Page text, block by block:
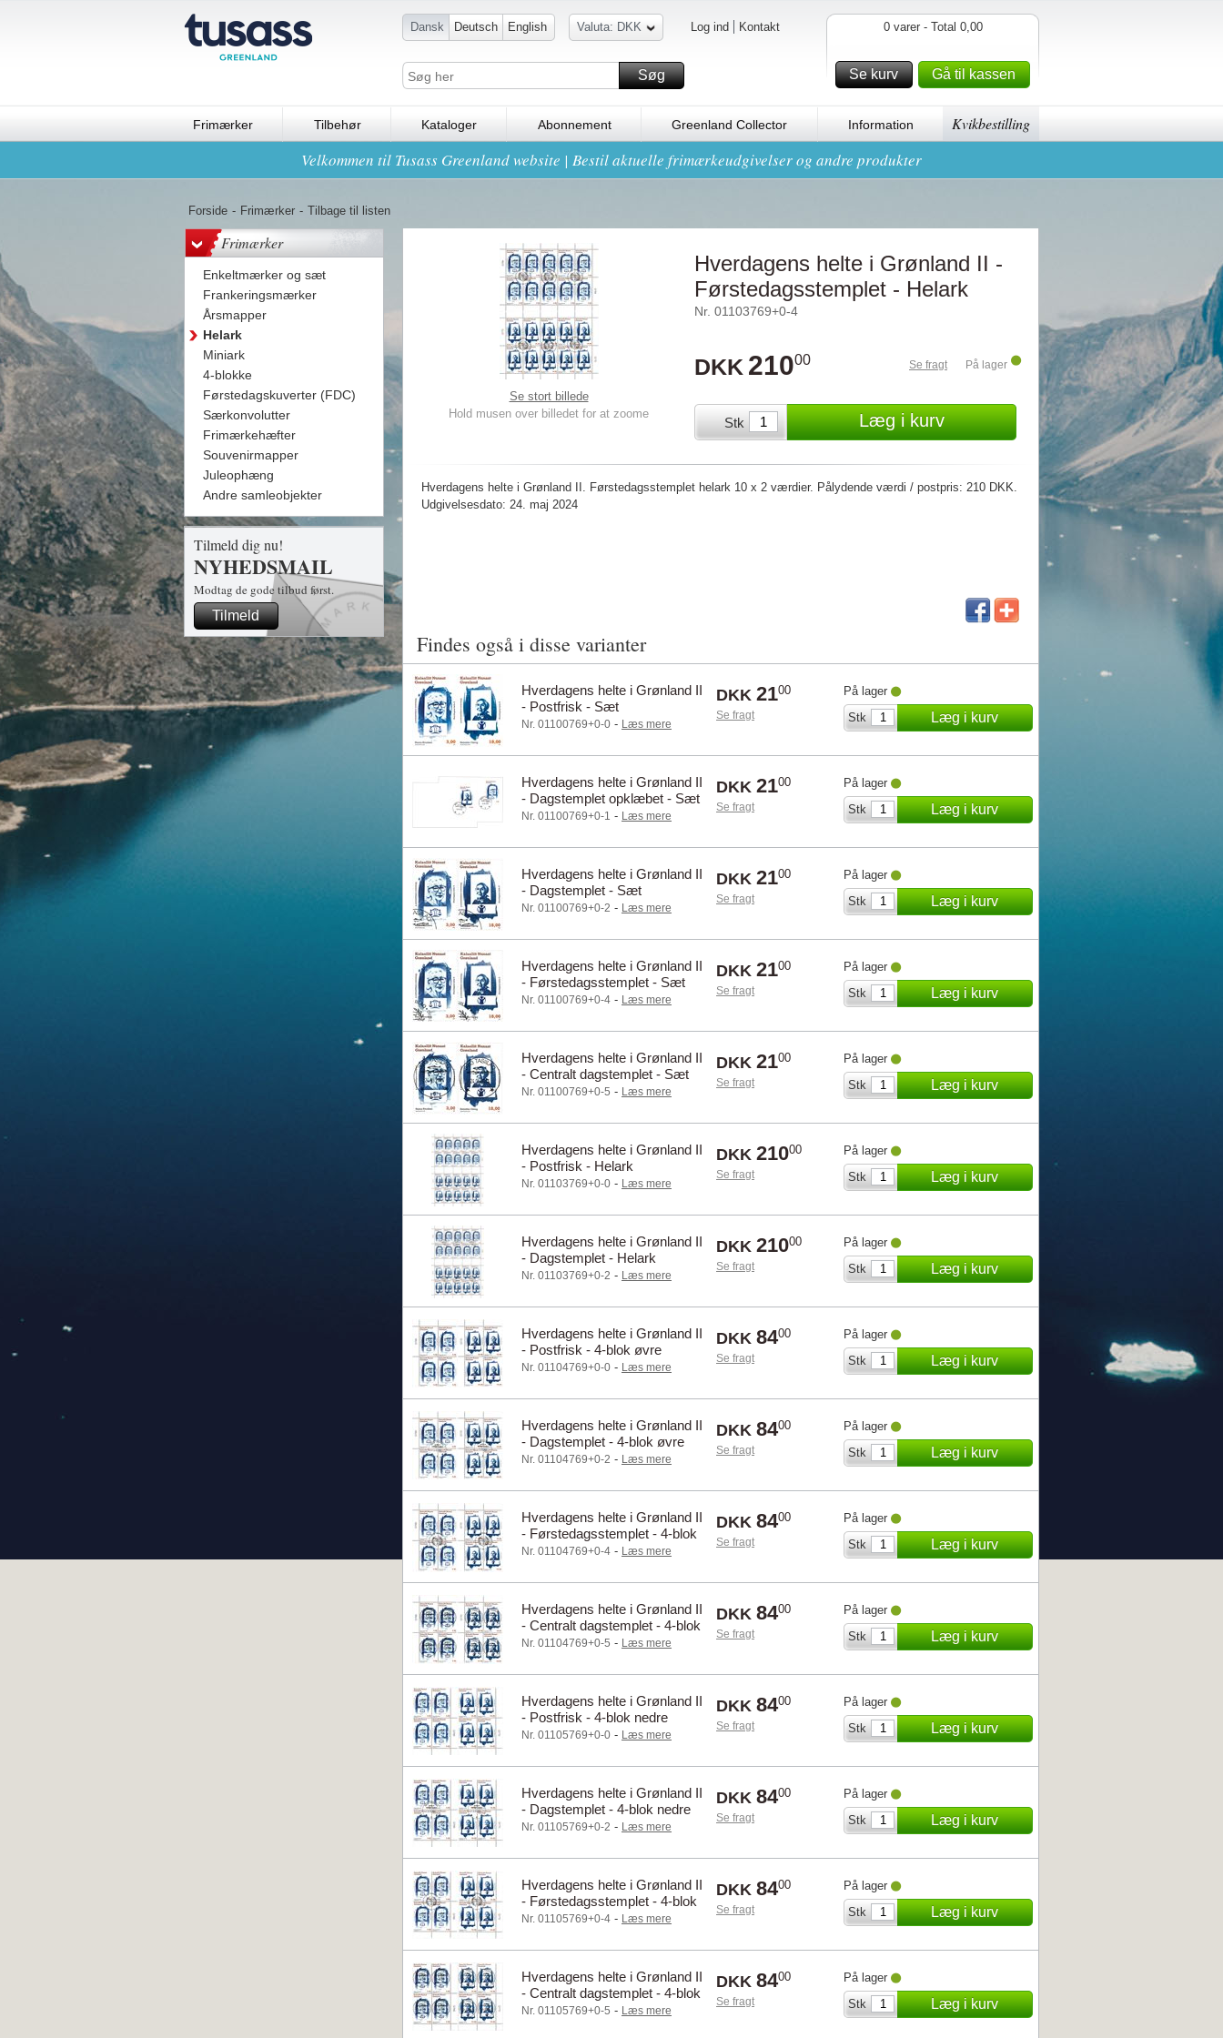
Dansk Deutsch English Valuta: DKK Log ind Kontakt
Søg
0 varer - Total 0,00
Se kurv Gå til kassen
Frimærker Tilbehør Kataloger Abonnement Greenland Collector Information Kvikbestilling
Velkommen til Tusass Greenland website | Bestil aktuelle frimærkeudgivelser og andre produkter
Forside - Frimærker - Tilbage til listen
Frimærker
Enkeltmærker og sæt
Frankeringsmærker
Årsmapper
Helark
Miniark
4-blokke
Førstedagskuverter (FDC)
Særkonvolutter
Frimærkehæfter
Souvenirmapper
Juleophæng
Andre samleobjekter
Tilmeld dig nu!
NYHEDSMAIL
Modtag de gode tilbud først.
Tilmeld
Se stort billede
Hold musen over billedet for at zoome
Hverdagens helte i Grønland II -
Førstedagsstemplet - Helark
Nr. 01103769+0-4
DKK 21000 Se fragt På lager
Stk Læg i kurv
Hverdagens helte i Grønland II. Førstedagsstemplet helark 10 x 2 værdier. Pålydende værdi / postpris: 210 DKK.
Udgivelsesdato: 24. maj 2024
Findes også i disse varianter
Hverdagens helte i Grønland II
- Postfrisk - Sæt
Nr. 01100769+0-0 - Læs mere
DKK 2100
Se fragt
På lager
Stk
Læg i kurv
Hverdagens helte i Grønland II
- Dagstemplet opklæbet - Sæt
Nr. 01100769+0-1 - Læs mere
DKK 2100
Se fragt
På lager
Stk
Læg i kurv
Hverdagens helte i Grønland II
- Dagstemplet - Sæt
Nr. 01100769+0-2 - Læs mere
DKK 2100
Se fragt
På lager
Stk
Læg i kurv
Hverdagens helte i Grønland II
- Førstedagsstemplet - Sæt
Nr. 01100769+0-4 - Læs mere
DKK 2100
Se fragt
På lager
Stk
Læg i kurv
Hverdagens helte i Grønland II
- Centralt dagstemplet - Sæt
Nr. 01100769+0-5 - Læs mere
DKK 2100
Se fragt
På lager
Stk
Læg i kurv
Hverdagens helte i Grønland II
- Postfrisk - Helark
Nr. 01103769+0-0 - Læs mere
DKK 21000
Se fragt
På lager
Stk
Læg i kurv
Hverdagens helte i Grønland II
- Dagstemplet - Helark
Nr. 01103769+0-2 - Læs mere
DKK 21000
Se fragt
På lager
Stk
Læg i kurv
Hverdagens helte i Grønland II
- Postfrisk - 4-blok øvre
marginal
Nr. 01104769+0-0 - Læs mere
DKK 8400
Se fragt
På lager
Stk
Læg i kurv
Hverdagens helte i Grønland II
- Dagstemplet - 4-blok øvre
marginal
Nr. 01104769+0-2 - Læs mere
DKK 8400
Se fragt
På lager
Stk
Læg i kurv
Hverdagens helte i Grønland II
- Førstedagsstemplet - 4-blok
øvre marginal
Nr. 01104769+0-4 - Læs mere
DKK 8400
Se fragt
På lager
Stk
Læg i kurv
Hverdagens helte i Grønland II
- Centralt dagstemplet - 4-blok
øvre marginal
Nr. 01104769+0-5 - Læs mere
DKK 8400
Se fragt
På lager
Stk
Læg i kurv
Hverdagens helte i Grønland II
- Postfrisk - 4-blok nedre
marginal
Nr. 01105769+0-0 - Læs mere
DKK 8400
Se fragt
På lager
Stk
Læg i kurv
Hverdagens helte i Grønland II
- Dagstemplet - 4-blok nedre
marginal
Nr. 01105769+0-2 - Læs mere
DKK 8400
Se fragt
På lager
Stk
Læg i kurv
Hverdagens helte i Grønland II
- Førstedagsstemplet - 4-blok
nedre marginal
Nr. 01105769+0-4 - Læs mere
DKK 8400
Se fragt
På lager
Stk
Læg i kurv
Hverdagens helte i Grønland II
- Centralt dagstemplet - 4-blok
nedre marginal
Nr. 01105769+0-5 - Læs mere
DKK 8400
Se fragt
På lager
Stk
Læg i kurv